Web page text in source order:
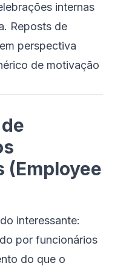
internas
Reposts de
perspectiva
de motivação
(Employee
interessante:
por funcionários
do que o